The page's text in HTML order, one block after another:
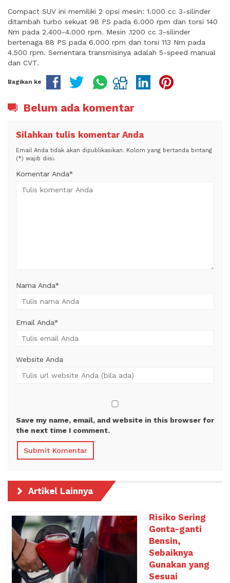
Compact SUV ini memiliki 2 opsi mesin: 1.000 cc 3-silinder
ditambah turbo sekuat 98 PS pada 6.000 rpm dan torsi 140
Nm pada 2.400-4.000 rpm. Mesin .1200 cc 3-silinder
bertenaga 88 PS pada 6.000 rpm dan torsi 113 Nm pada
4.500 rpm. Sementara transmisinya adalah 5-speed manual
dan CVT.
Bagikan ke
Belum ada komentar
Silahkan tulis komentar Anda
Email Anda tidak akan dipublikasikan. Kolom yang bertanda bintang
(*) wajib diisi.
Komentar Anda*
Nama Anda*
Email Anda*
Website Anda
Save my name, email, and website in this browser for
the next time I comment.
Artikel Lainnya
Risiko Sering
Gonta-ganti
Bensin,
Sebaiknya
Gunakan yang
Sesuai